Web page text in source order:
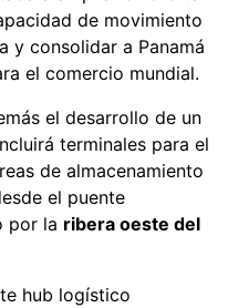
de movimiento
y consolidar a Panamá
el comercio mundial.
el desarrollo de un
terminales para el
de almacenamiento
el puente
por la ribera oeste del
hub logístico